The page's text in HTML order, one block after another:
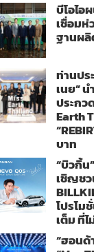
บีโอไอ
เชื่อมห่
ฐานผลิ
ท่านปร
เนย”
ประกว
Earth
บาท
“บิวกิ้น
เชิญชว
โปรโม
เต็ม ที่
“ฮอนด้